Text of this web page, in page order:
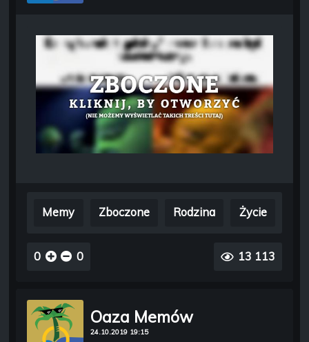
Memy Zboczone Rodzina Życie
0 0 13 113
Oaza Memów
24.10.2019 19:15